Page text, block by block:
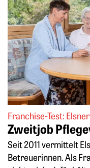
Franchise-Test:
Zweitjob
Seit 2011 vermittelt
Betreuerinnen. Als